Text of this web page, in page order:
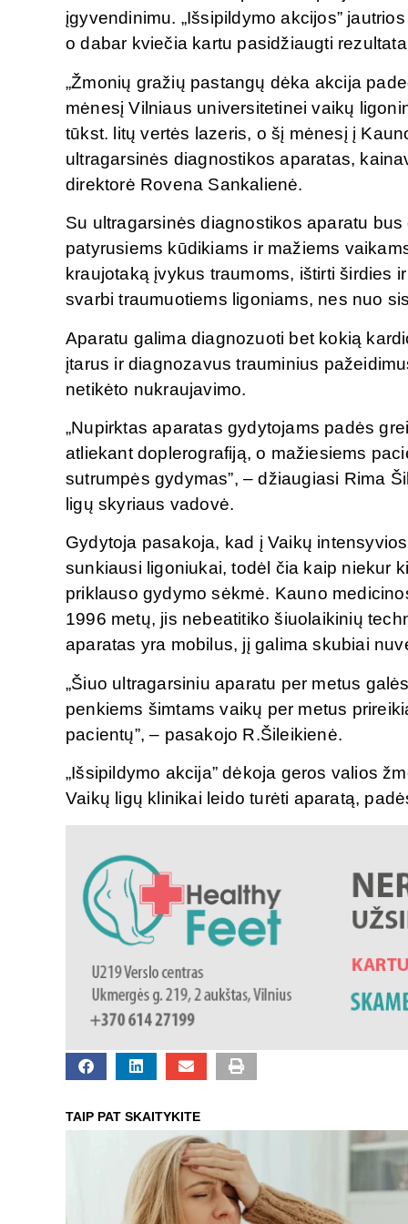
įgyvendinimu. „Išsipildymo akcijos”
o dabar kviečia kartu pasidžiaugti
„Žmonių gražių pastangų dėka akcija
mėnesį Vilniaus universitetinei vaikų
tūkst. litų vertės lazeris, o šį mėnesį į
ultragarsinės diagnostikos aparatas,
direktorė Rovena Sankalienė.
Su ultragarsinės diagnostikos aparatu
patyrusiems kūdikiams ir mažiems
kraujotaką įvykus traumoms, ištirti širdies
svarbi traumuotiems ligoniams, nes nuo
Aparatu galima diagnozuoti bet kokią
įtarus ir diagnozavus trauminius
netikėto nukraujavimo.
„Nupirktas aparatas gydytojams padės
atliekant doplerografiją, o mažiesiems
sutrumpės gydymas”, – džiaugiasi Rima
ligų skyriaus vadovė.
Gydytoja pasakoja, kad į Vaikų
sunkiausi ligoniukai, todėl čia kaip niekur
priklauso gydymo sėkmė. Kauno
1996 metų, jis nebeatitiko šiuolaikinių
aparatas yra mobilus, jį galima skubiai
„Šiuo ultragarsiniu aparatu per metus
penkiems šimtams vaikų per metus
pacientų”, – pasakojo R.Šileikienė.
„Išsipildymo akcija” dėkoja geros valios
Vaikų ligų klinikai leido turėti aparatą,
TAIP PAT SKAITYKITE